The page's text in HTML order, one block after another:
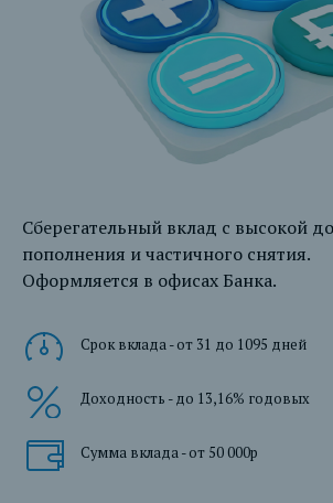
Сберегательный вклад с высокой
пополнения и частичного снятия.
Оформляется в офисах Банка.
Срок вклада - от 31 до 1095 дней
Доходность - до 13,16% годовых
Сумма вклада - от 50 000р